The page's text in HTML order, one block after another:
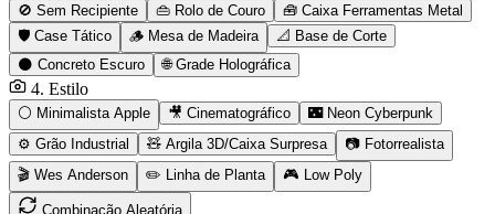
🚫 Sem Recipiente 👜 Rolo de Couro
🧰 Caixa Ferramentas Metal
🛡️ Case Tático
🪵 Mesa de Madeira
📐 Base de Corte
🌑 Concreto Escuro
🌐 Grade Holográfica
4. Estilo
⚪ Minimalista Apple 🎥 Cinematográfico
🌃 Neon Cyberpunk
⚙️ Grão Industrial
🧸 Argila 3D/Caixa Surpresa
📷 Fotorrealista
🎬 Wes Anderson
✏️ Linha de Planta 🎮 Low Poly
Combinação Aleatória